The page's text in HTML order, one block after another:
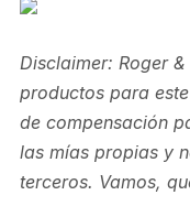
Disclaimer: Roger
productos para
de compensación
las mías propias y
terceros. Vamos,